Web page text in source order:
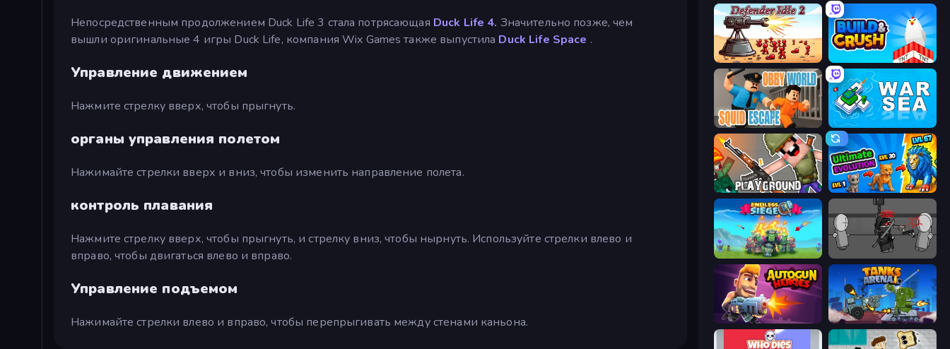
Непосредственным продолжением Duck Life 3 стала потрясающая Duck Life 4. Значительно позже, чем
вышли оригинальные 4 игры Duck Life, компания Wix Games также выпустила Duck Life Space .
Управление движением
Нажмите стрелку вверх, чтобы прыгнуть.
органы управления полетом
Нажимайте стрелки вверх и вниз, чтобы изменить направление полета.
контроль плавания
Нажмите стрелку вверх, чтобы прыгнуть, и стрелку вниз, чтобы нырнуть. Используйте стрелки влево и
вправо, чтобы двигаться влево и вправо.
Управление подъемом
Нажимайте стрелки влево и вправо, чтобы перепрыгивать между стенами каньона.
Defender Idle 2 Build and Crush
War Sea
Playground Ultimate Evolution
Endless Siege Madness Project Nexus
Autogun Heroes Tanks Arena io: Craft & Combat